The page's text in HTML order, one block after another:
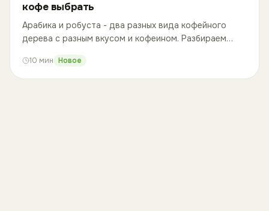
кофе выбрать
Арабика и робуста - два разных вида кофейного
дерева с разным вкусом и кофеином. Разбираем
свою чашку.
10 мин Новое